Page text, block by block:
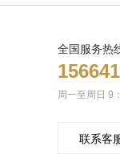
全国服务热
周一至周日 9
联系客